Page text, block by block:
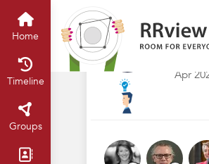
Home
Timeline
Groups
Apr